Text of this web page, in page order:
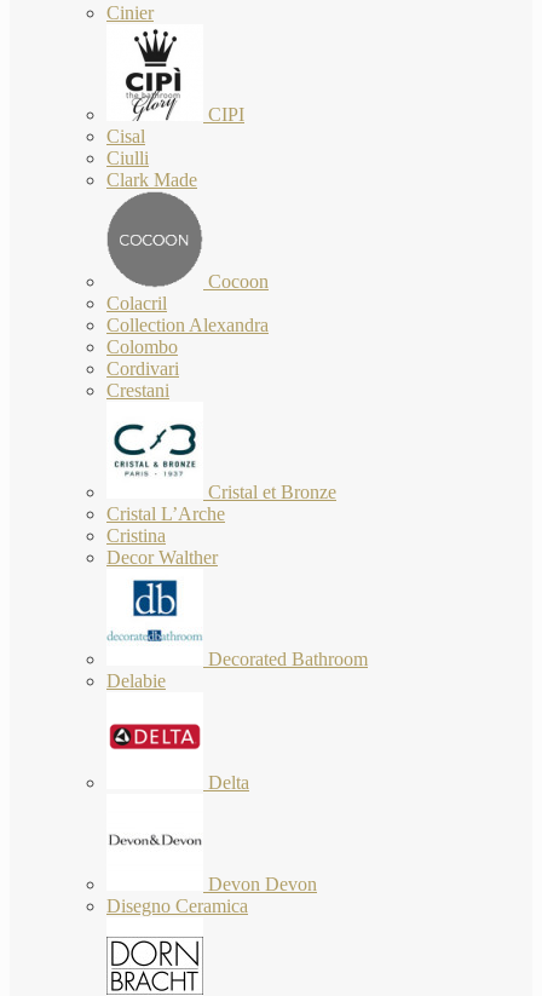
Cinier
CIPI
Cisal
Ciulli
Clark Made
Cocoon
Colacril
Collection Alexandra
Colombo
Cordivari
Crestani
Cristal et Bronze
Cristal L’Arche
Cristina
Decor Walther
Decorated Bathroom
Delabie
Delta
Devon Devon
Disegno Ceramica